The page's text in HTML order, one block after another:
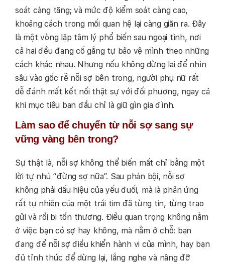
soát càng tăng; và mức độ kiểm soát càng cao,
khoảng cách trong mối quan hệ lại càng giãn ra. Đây
là một vòng lặp tâm lý phổ biến sau ngoại tình, nơi
cả hai đều đang cố gắng tự bảo vệ mình theo những
cách khác nhau. Nhưng nếu không dừng lại để nhìn
sâu vào gốc rễ nỗi sợ bên trong, người phụ nữ rất
dễ đánh mất kết nối thật sự với đối phương, ngay cả
khi mục tiêu ban đầu chỉ là giữ gìn gia đình.
Làm sao để chuyển từ nỗi sợ sang sự
vững vàng bên trong?
Sự thật là, nỗi sợ không thể biến mất chỉ bằng một
lời tự nhủ “đừng sợ nữa”. Sau phản bội, nỗi sợ
không phải dấu hiệu của yếu đuối, mà là phản ứng
rất tự nhiên của một trái tim đã từng tin, từng trao
gửi và rồi bị tổn thương. Điều quan trọng không nằm
ở việc bạn có sợ hay không, mà nằm ở chỗ: bạn
đang để nỗi sợ điều khiển hành vi của mình, hay bạn
đủ tỉnh thức để dừng lại, lắng nghe và nâng đỡ